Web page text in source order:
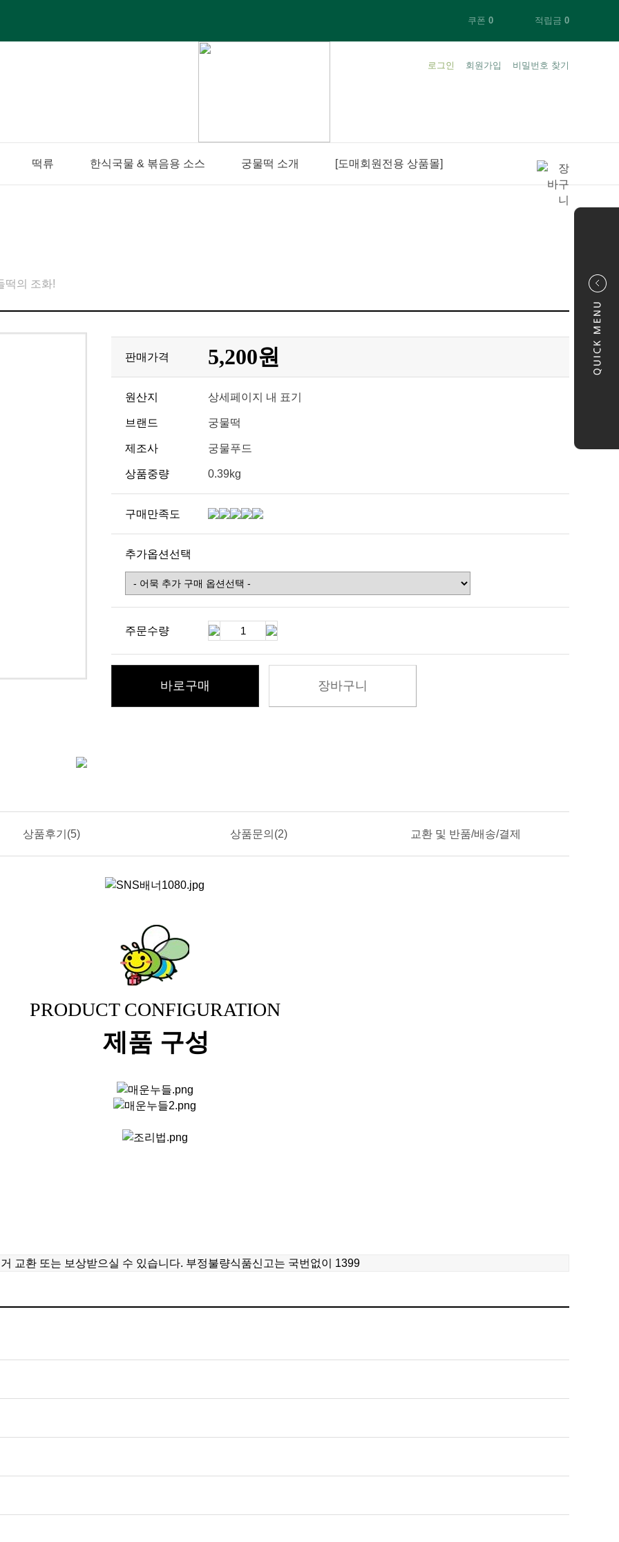
적립금 0
쿠폰 0
비밀번호 찾기
회원가입
로그인
떡류 한식국물 & 볶음용 소스 궁물떡 소개 [도매회원전용 상품몰]
떡의 조화!
판매가격 5,200원
원산지 상세페이지 내 표기
브랜드 궁물떡
제조사 궁물푸드
상품중량 0.39kg
구매만족도
추가옵션선택
주문수량
바로구매 장바구니
상품후기(5) 상품문의(2) 교환 및 반품/배송/결제
PRODUCT CONFIGURATION
제품 구성
교환 또는 보상받으실 수 있습니다. 부정불량식품신고는 국번없이 1399